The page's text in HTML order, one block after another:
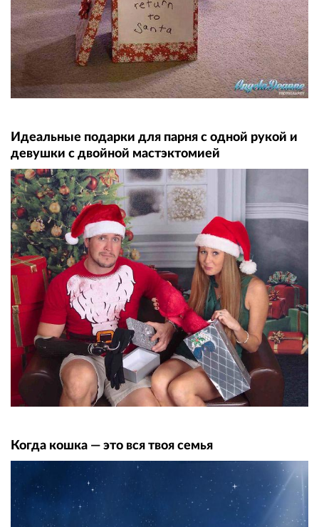
Идеальные подарки для парня с одной рукой и
девушки с двойной мастэктомией
Когда кошка — это вся твоя семья